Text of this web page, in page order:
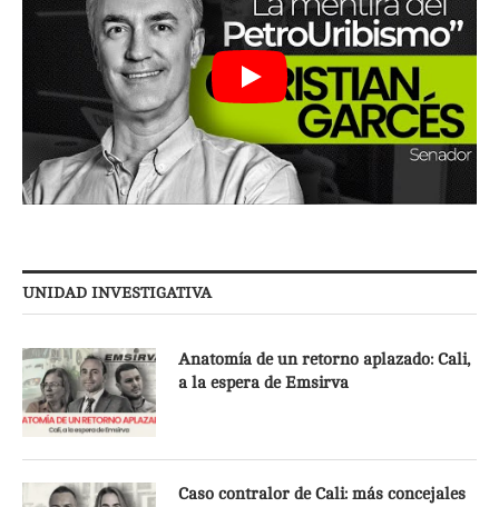
UNIDAD INVESTIGATIVA
Anatomía de un retorno aplazado: Cali,
a la espera de Emsirva
Caso contralor de Cali: más concejales